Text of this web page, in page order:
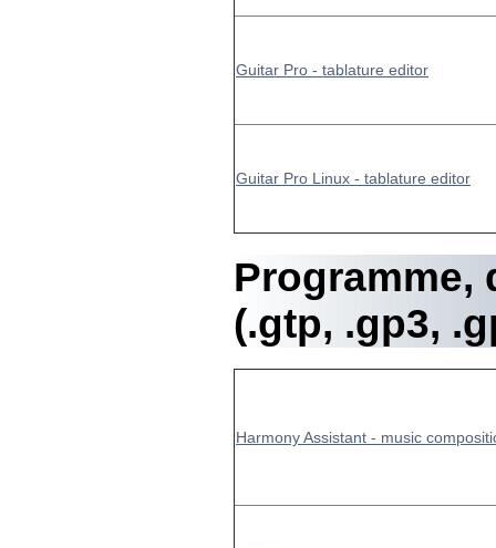
Guitar Pro - tablature editor
Guitar Pro Linux - tablature editor
Programme,
(.gtp, .gp3,
Harmony Assistant - music